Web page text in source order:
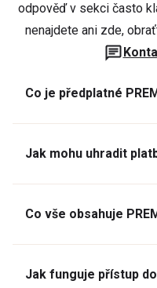
odpověď v sekci často
nenajdete ani zde,
Co je předplatné
Jak mohu uhradit
Co vše obsahuje
Jak funguje přístup